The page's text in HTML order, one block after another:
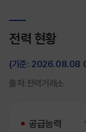
전력 현황
(기준: 2026.08.08
출처:전력거래소
공급능력